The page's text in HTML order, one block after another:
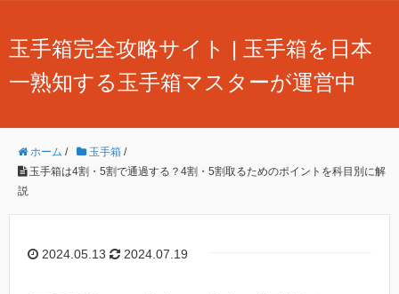
玉手箱完全攻略サイト | 玉手箱を日本
一熟知する玉手箱マスターが運営中
ホーム / 玉手箱 /
玉手箱は4割・5割で通過する？4割・5割取るためのポイントを科目別に解
説
2024.05.13 2024.07.19